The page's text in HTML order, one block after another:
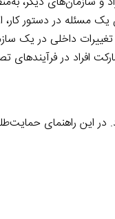
مسئله در دستور
داخلی در یک
افراد در فرآیندهای
در این راهنمای